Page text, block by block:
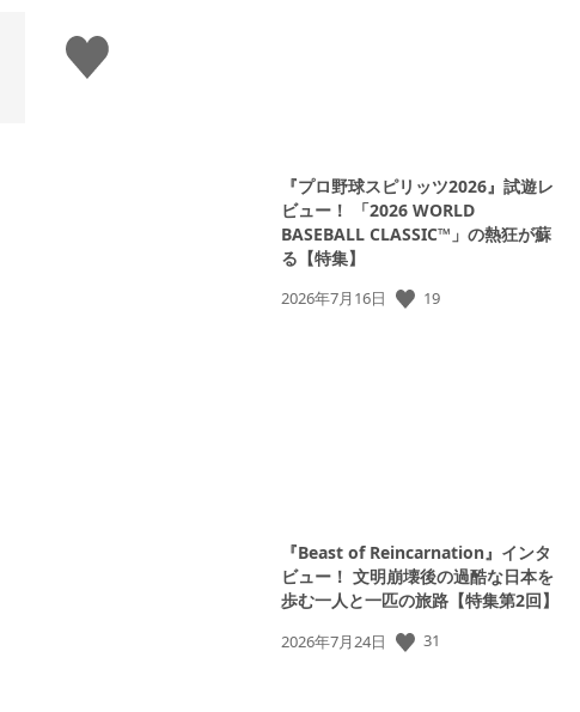
い
い
ね
『プロ野球スピリッツ2026』試遊レ
ビュー！ 「2026 WORLD
BASEBALL CLASSIC™」の熱狂が蘇
る【特集】
公
2026年7月16日 19
『Beast of Reincarnation』インタ
ビュー！ 文明崩壊後の過酷な日本を
歩む一人と一匹の旅路【特集第2回】
公
2026年7月24日 31